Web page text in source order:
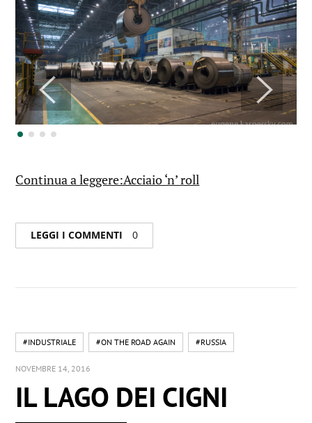
Continua a leggere:Acciaio ‘n’ roll
LEGGI I COMMENTI 0
#INDUSTRIALE #ON THE ROAD AGAIN #RUSSIA
NOVEMBRE 14, 2016
IL LAGO DEI CIGNI